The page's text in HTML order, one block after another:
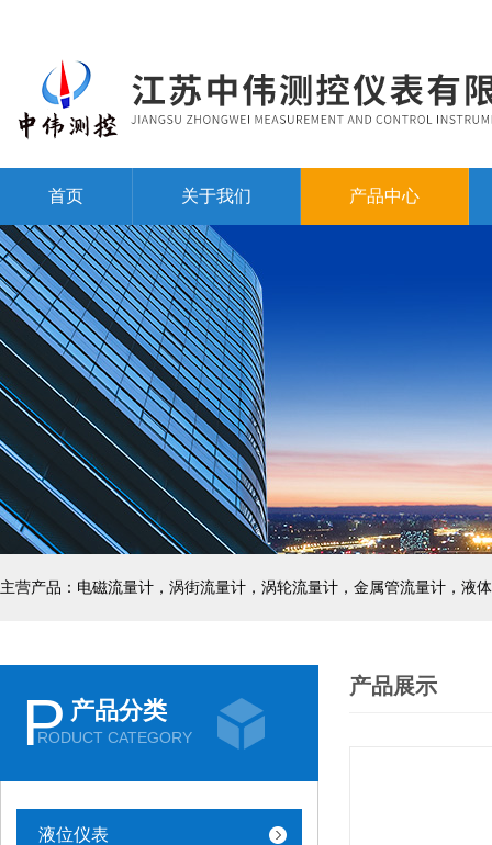
首页 关于我们 产品中心
主营产品：电磁流量计，涡街流量计，涡轮流量计，金属管流量计，液
P 产品分类
RODUCT CATEGORY
液位仪表
产品展示